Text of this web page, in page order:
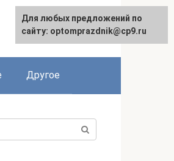
Другое
Для любых предложений по
сайту: optomprazdnik@cp9.ru